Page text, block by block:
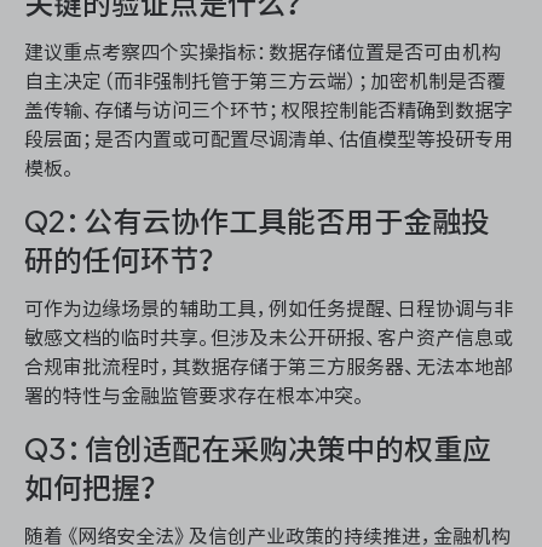
建议重点考察四个实操指标：数据存储位置是否可由机构
自主决定（而非强制托管于第三方云端）；加密机制是否覆
盖传输、存储与访问三个环节；权限控制能否精确到数据字
段层面；是否内置或可配置尽调清单、估值模型等投研专用
模板。
Q2：公有云协作工具能否用于金融投
研的任何环节？
可作为边缘场景的辅助工具，例如任务提醒、日程协调与非
敏感文档的临时共享。但涉及未公开研报、客户资产信息或
合规审批流程时，其数据存储于第三方服务器、无法本地部
署的特性与金融监管要求存在根本冲突。
Q3：信创适配在采购决策中的权重应
如何把握？
随着《网络安全法》及信创产业政策的持续推进，金融机构